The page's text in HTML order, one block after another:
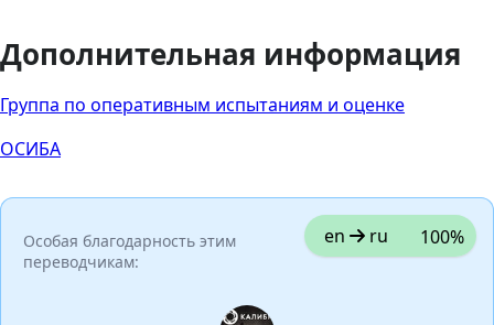
Дополнительная информация
Группа по оперативным испытаниям и оценке
ОСИБА
Особая благодарность этим
переводчикам:
en ru 100%